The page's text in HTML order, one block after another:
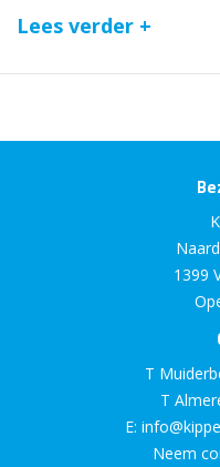
Lees verder +
1399
T
T
E:
Neem